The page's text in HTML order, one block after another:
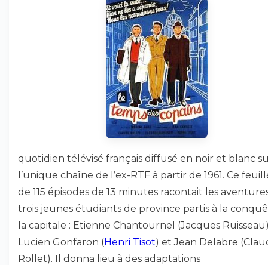
quotidien télévisé français diffusé en noir et blanc
l’unique chaîne de l’ex-RTF à partir de 1961. Ce
de 115 épisodes de 13 minutes racontait les
trois jeunes étudiants de province partis à la
la capitale : Etienne Chantournel (Jacques
Lucien Gonfaron (Henri Tisot) et Jean Delabre
Rollet). Il donna lieu à des adaptations